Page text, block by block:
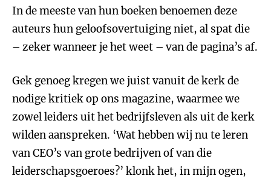
In de meeste van hun boeken benoemen deze
auteurs hun geloofsovertuiging niet, al spat die
– zeker wanneer je het weet – van de pagina’s af.
Gek genoeg kregen we juist vanuit de kerk de
nodige kritiek op ons magazine, waarmee we
zowel leiders uit het bedrijfsleven als uit de kerk
wilden aanspreken. ‘Wat hebben wij nu te leren
van CEO’s van grote bedrijven of van die
leiderschapsgoeroes?’ klonk het, in mijn ogen,